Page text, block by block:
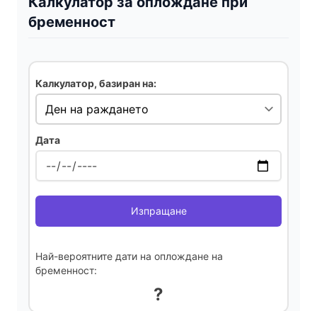
e
бременност
Калкулатор, базиран на:
Дата
Изпращане
Най-вероятните дати на оплождане на
бременност:
?